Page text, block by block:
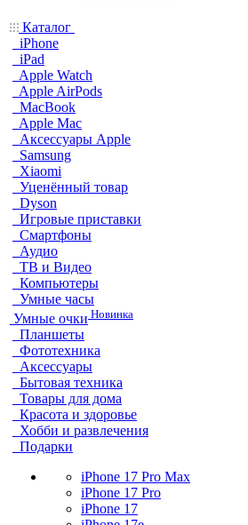
Каталог
iPhone
iPad
Apple Watch
Apple AirPods
MacBook
Apple Mac
Аксессуары Apple
Samsung
Xiaomi
Уценённый товар
Dyson
Игровые приставки
Смартфоны
Аудио
ТВ и Видео
Компьютеры
Умные часы
Умные очки Новинка
Планшеты
Фототехника
Аксессуары
Бытовая техника
Товары для дома
Красота и здоровье
Хобби и развлечения
Подарки
iPhone 17 Pro Max
iPhone 17 Pro
iPhone 17